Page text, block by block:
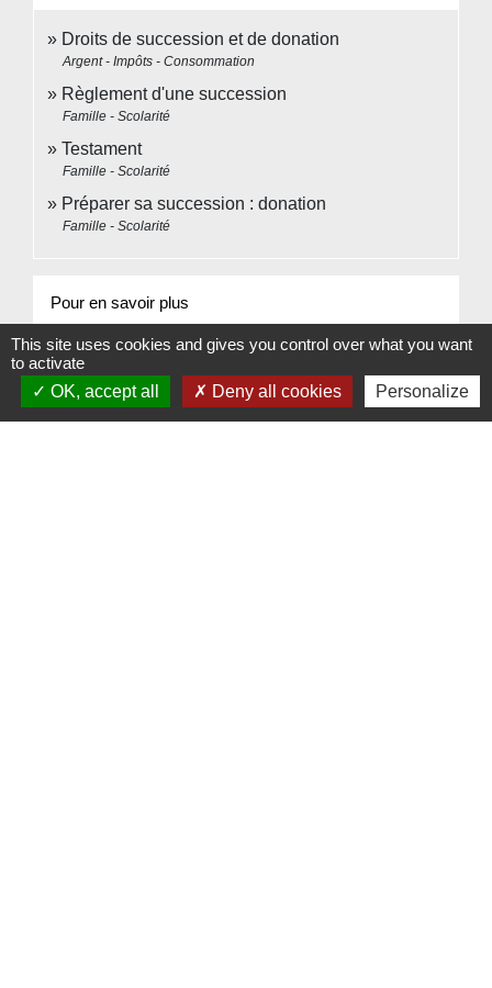
Droits de succession et de donation
Argent - Impôts - Consommation
Règlement d'une succession
Famille - Scolarité
Testament
Famille - Scolarité
Préparer sa succession : donation
Famille - Scolarité
Pour en savoir plus
Portail des services en ligne des notaires de
Franceopen_in_new
Notaires de France
This site uses cookies and gives you control over what you want
to activate
OK, accept all
Deny all cookies Personalize